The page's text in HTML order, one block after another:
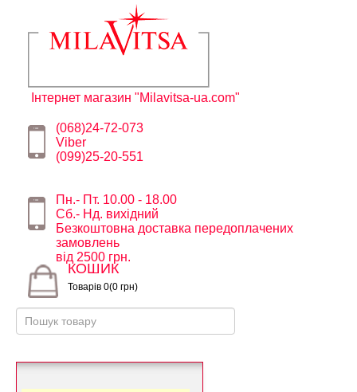
Інтернет магазин "Milavitsa-ua.com"
(068)24-72-073
Viber
(099)25-20-551
Пн.- Пт. 10.00 - 18.00
Сб.- Нд. вихідний
Безкоштовна доставка передоплачених
замовлень
від 2500 грн.
КОШИК
Товарів 0(0 грн)